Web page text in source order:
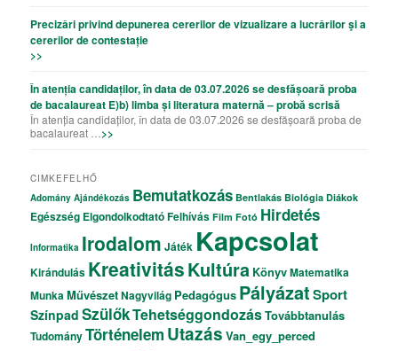
Precizǎri privind depunerea cererilor de vizualizare a lucrǎrilor şi a
cererilor de contestație
>>
În atenția candidaților, în data de 03.07.2026 se desfășoară proba
de bacalaureat E)b) limba și literatura maternă – probă scrisă
În atenția candidaților, în data de 03.07.2026 se desfășoară proba de
bacalaureat …>>
CIMKEFELHŐ
Adomány Ajándékozás Bemutatkozás Bentlakás Biológia Diákok
Egészség ElgondolkodtatóFelhívás Film Fotó Hirdetés
Informatika Irodalom Játék Kapcsolat
Kirándulás KreativitásKultúra KönyvMatematika
MunkaMűvészetNagyvilág Pedagógus PályázatSport
Színpad SzülőkTehetséggondozásTovábbtanulás
TudományTörténelem Utazás Van_egy_perced